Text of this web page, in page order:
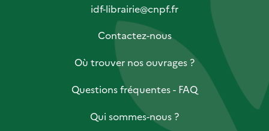
idf-librairie@cnpf.fr
Contactez-nous
Où trouver nos ouvrages ?
Questions fréquentes - FAQ
Qui sommes-nous ?